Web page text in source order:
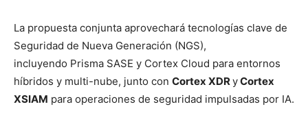
La propuesta conjunta aprovechará tecnologías clave de
Seguridad de Nueva Generación (NGS),
incluyendo Prisma SASE y Cortex Cloud para entornos
híbridos y multi-nube, junto con Cortex XDRyCortex
XSIAM para operaciones de seguridad impulsadas por IA.